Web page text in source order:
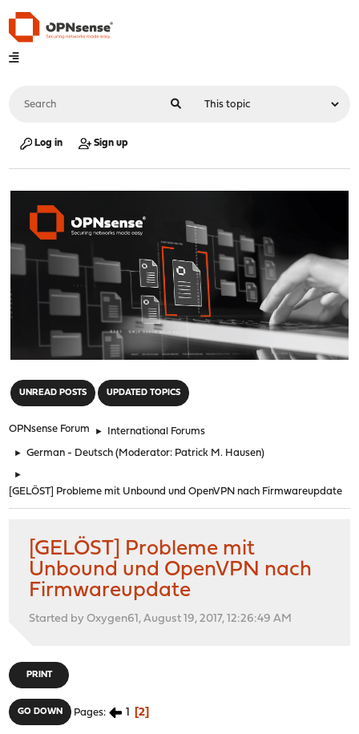
Log in Sign up
UNREAD POSTS UPDATED TOPICS
OPNsense Forum ► International Forums
► German - Deutsch (Moderator: Patrick M. Hausen)
►
[GELÖST] Probleme mit Unbound und OpenVPN nach Firmwareupdate
[GELÖST] Probleme mit
Unbound und OpenVPN nach
Firmwareupdate
Started by Oxygen61, August 19, 2017, 12:26:49 AM
PRINT
GO DOWN Pages 1 2